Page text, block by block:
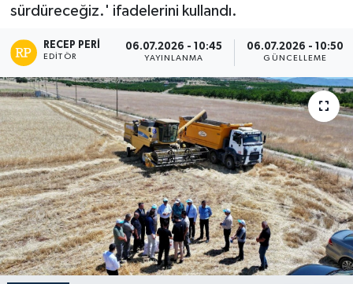
sürdüreceğiz.' ifadelerini kullandı.
RECEP PERI
EDITÖR
06.07.2026 - 10:45
YAYINLANMA
06.07.2026 - 10:50
GÜNCELLEME